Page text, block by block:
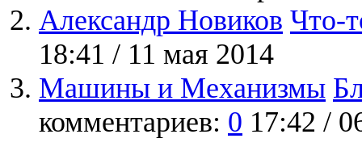
Александр Новиков Что-
18:41 / 11 мая 2014
Машины и Механизмы
комментариев: 0 17:42 /